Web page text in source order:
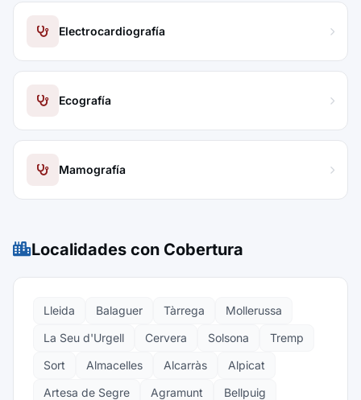
Electrocardiografía
Ecografía
Mamografía
Localidades con Cobertura
Lleida Balaguer Tàrrega
Mollerussa
La Seu d'Urgell
Cervera Solsona
Tremp
Sort
Almacelles Alcarràs
Alpicat
Artesa de Segre
Agramunt
Bellpuig